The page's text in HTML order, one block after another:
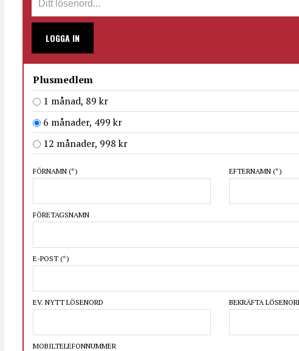
LOGGA IN
Plusmedlem
1 månad, 89 kr
6 månader, 499 kr
12 månader, 998 kr
FÖRNAMN (*) EFTERNAMN (*)
FÖRETAGSNAMN
E-POST (*)
EV. NYTT LÖSENORD BEKRÄFTA
MOBILTELEFONNUMMER